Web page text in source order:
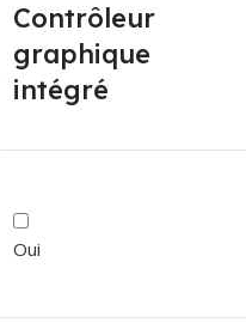
Contrôleur
graphique
intégré
Oui